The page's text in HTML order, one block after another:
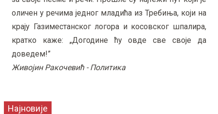
оличен у речима једног младића из Требиња, који на
крају Газиместанског логора и косовског шпалира,
кратко каже: „Догодине ћу овде све своје да
доведем!”
Живојин Ракочевић - Политика
Најновије